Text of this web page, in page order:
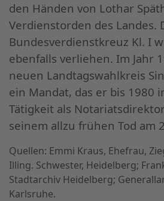
den Händen von Lothar
Verdienstorden des Landes.
Bundesverdienstkreuz Kl. I
ebenfalls verliehen. Im Jahr
neuen Landtagswahlkreis
ein Mandat, das er bis 1980
Tätigkeit als
seinem allzu frühen Tod am
Quellen: Emmi Kraus, Ehefrau,
Illing. Schwester, Heidelberg;
Stadtarchiv Heidelberg;
Karlsruhe.